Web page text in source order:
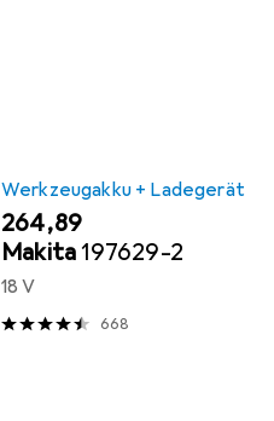
Werkzeugakku + Ladegerät
EUR
264,89
Makita 197629-2
18 V
668